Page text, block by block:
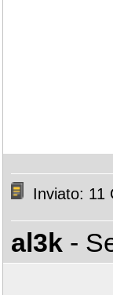
Inviato: 11
al3k -